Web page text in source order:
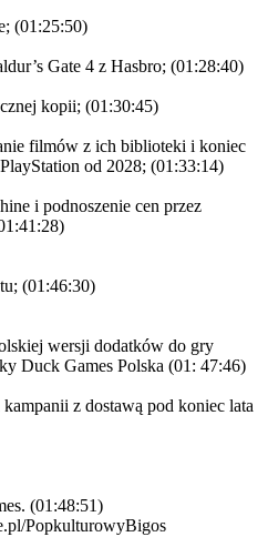
(01:25:50)
Gate 4 z Hasbro; (01:28:40)
kopii; (01:30:45)
filmów z ich biblioteki i koniec
od 2028; (01:33:14)
i podnoszenie cen przez
(01:46:30)
wersji dodatków do gry
Duck Games Polska (01: 47:46)
z dostawą pod koniec lata
(01:48:51)
PopkulturowyBigos